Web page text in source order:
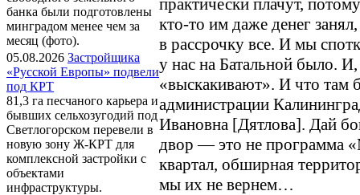
банка были подготовлены
минградом менее чем за
месяц (фото).
05.08.2026 Застройщика
«Русской Европы» подвели
под КРТ
81,3 га песчаного карьера и
бывших сельхозугодий под
Светлогорском перевели в
новую зону Ж-КРТ для
комплексной застройки с
объектами
инфраструктуры.
кто-то им даже денег
в рассрочку все. И мы
у нас на Батальной было.
«выскакивают». И что там
администрации
Ивановна [Дятлова]. Дай
двор — это не программа
квартал, обширная
мы их не вернем…